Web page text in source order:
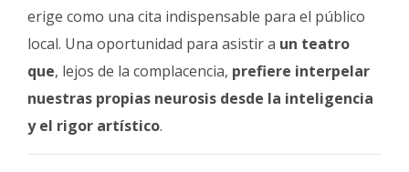
erige como una cita indispensable para el público
local. Una oportunidad para asistir a un teatro
que, lejos de la complacencia, prefiere interpelar
nuestras propias neurosis desde la inteligencia
y el rigor artístico.